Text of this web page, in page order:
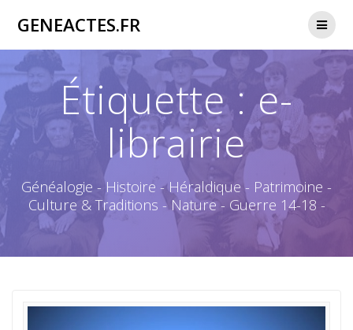
GENEACTES.FR
Étiquette :e-
librairie
Généalogie - Histoire - Héraldique - Patrimoine -
Culture & Traditions - Nature - Guerre 14-18 -